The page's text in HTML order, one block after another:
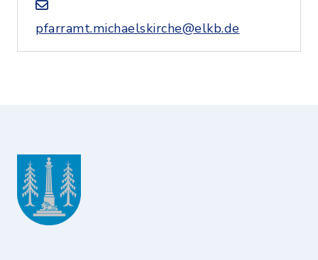
pfarramt.michaelskirche@elkb.de